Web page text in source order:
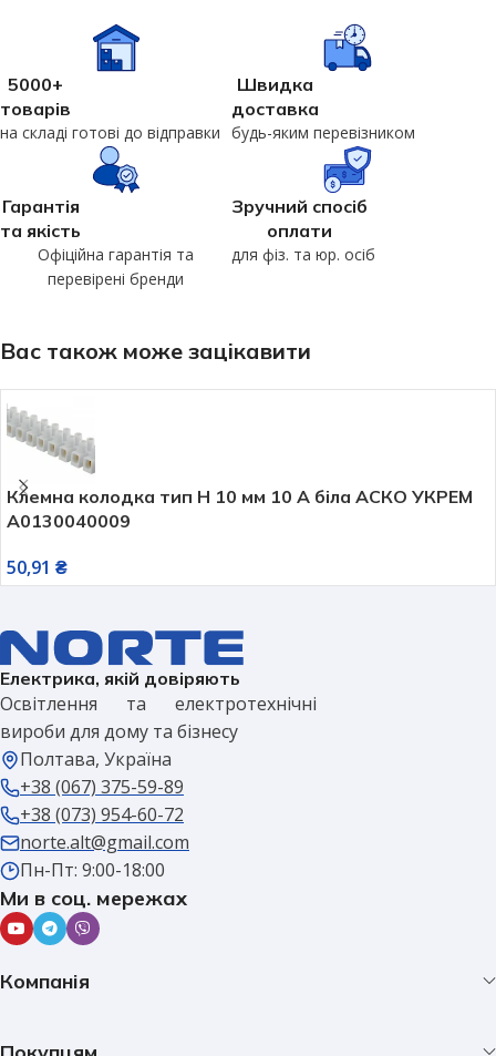
5000+
товарів
на складі готові до відправки
Швидка
доставка
будь-яким перевізником
Гарантія
та якість
Офіційна гарантія та
перевірені бренди
Зручний спосіб
оплати
для фіз. та юр. осіб
Вас також може зацікавити
Клемна колодка тип Н 10 мм 10 А біла АСКО УКРЕМ
A0130040009
50,91 ₴
Електрика, якій довіряють
Освітлення та електротехнічні
вироби для дому та бізнесу
Полтава, Україна
+38 (067) 375-59-89
+38 (073) 954-60-72
norte.alt@gmail.com
Пн-Пт: 9:00-18:00
Ми в соц. мережах
Компанія